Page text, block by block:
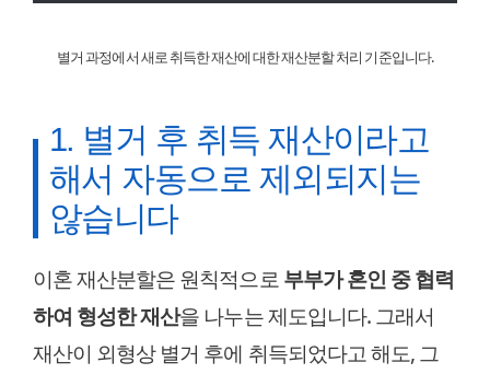
별거 과정에서 새로 취득한 재산에 대한 재산분할 처리 기준입니다.
1. 별거 후 취득 재산이라고
해서 자동으로 제외되지는
않습니다
이혼 재산분할은 원칙적으로부부가 혼인 중 협력
하여 형성한 재산을 나누는 제도입니다. 그래서
재산이 외형상 별거 후에 취득되었다고 해도, 그